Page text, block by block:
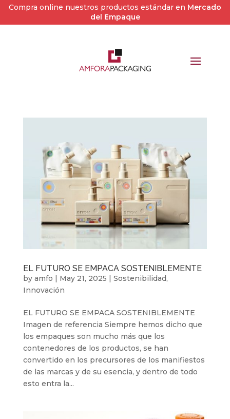
Compra online nuestros productos estándar en Mercado
del Empaque
EL FUTURO SE EMPACA SOSTENIBLEMENTE
by amfo | May 21, 2025 | Sostenibilidad,
Innovación
EL FUTURO SE EMPACA SOSTENIBLEMENTE
Imagen de referencia Siempre hemos dicho que
los empaques son mucho más que los
contenedores de los productos, se han
convertido en los precursores de los manifiestos
de las marcas y de su esencia, y dentro de todo
esto entra la...